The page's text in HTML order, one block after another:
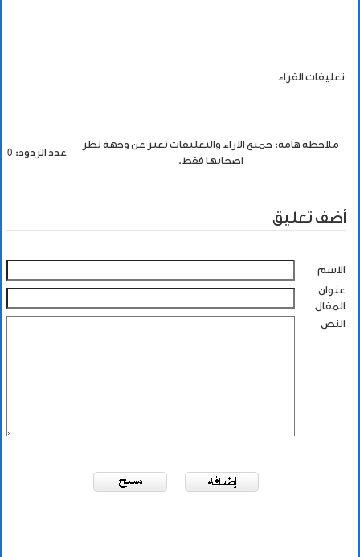
تعليقات القراء
ملاحظة هامة: جميع الاراء والتعليقات تعبر عن وجهة نظر
اصحابها فقط.
عدد الردود: 0
أضف تعليق
الاسم
عنوان
المقال
النص